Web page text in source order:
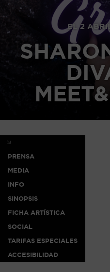
EL 2
PRENSA
MEDIA
INFO
SINOPSIS
FICHA ARTÍSTICA
SOCIAL
TARIFAS ESPECIALES
ACCESIBILIDAD